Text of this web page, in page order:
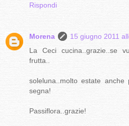
Rispondi
Morena
15 giugno 2011
La Ceci cucina..grazie..se
frutta..
soleluna..molto estate
segna!
Passiflora..grazie!